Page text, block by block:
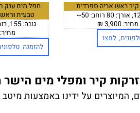
מפל מים ענק
טבעית
גובה: 155, רוחב: 120 רוחב: 77
מחיר: 7,900 ₪
להזמנה
ראש אריה ספרדית
מחיר: 3,900 ₪
לחצו
קיר ומפלי מים הישר
המיוצרים על ידינו באמצעות מיטב